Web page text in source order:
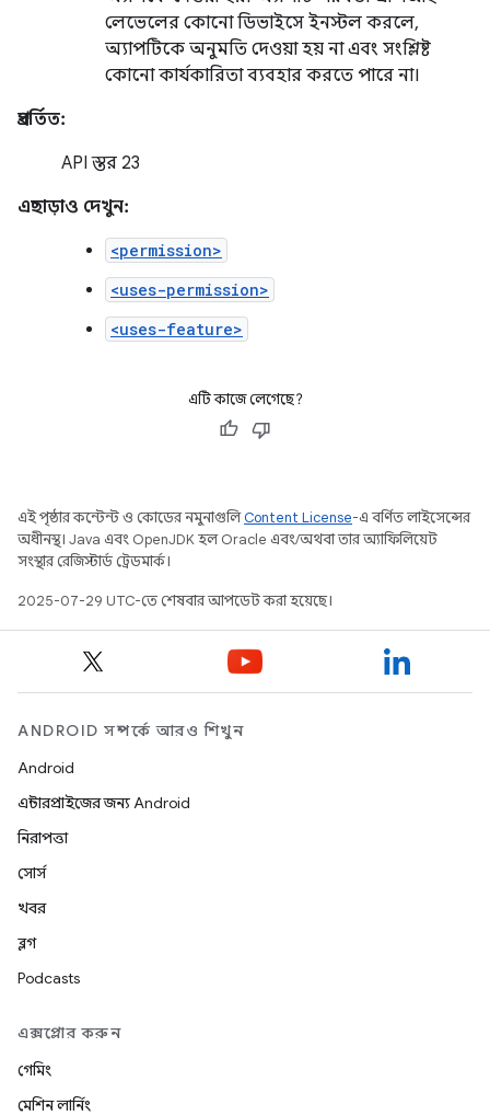
লেভেলের কোনো ডিভাইসে ইনস্টল করলে,
অ্যাপটিকে অনুমতি দেওয়া হয় না এবং সংশ্লিষ্ট
কোনো কার্যকারিতা ব্যবহার করতে পারে না।
প্রবর্তিত:
API স্তর 23
এছাড়াও দেখুন:
<permission>
<uses-permission>
<uses-feature>
এটি কাজে লেগেছে?
এই পৃষ্ঠার কন্টেন্ট ও কোডের নমুনাগুলিContent License-এ বর্ণিত লাইসেন্সের
অধীনস্থ। Java এবং OpenJDK হল Oracle এবং/অথবা তার অ্যাফিলিয়েট
সংস্থার রেজিস্টার্ড ট্রেডমার্ক।
2025-07-29 UTC-তে শেষবার আপডেট করা হয়েছে।
ANDROID সম্পর্কে আরও শিখুন
Android
এন্টারপ্রাইজের জন্য Android
নিরাপত্তা
সোর্স
খবর
ব্লগ
Podcasts
এক্সপ্লোর করুন
গেমিং
মেশিন লার্নিং